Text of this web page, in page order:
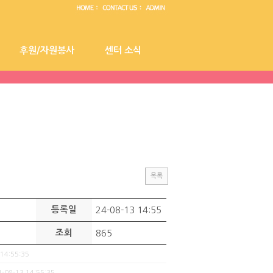
오시는길
이용 신청 서류 및 준비물
내 후원/자원봉사
후원 종류 및 방법 센터 소식
갤러리
목록
등록일 24-08-13 14:55
조회 865